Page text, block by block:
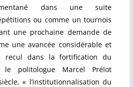
dans une suite
ou comme un tournois
une prochaine demande de
une avancée considérable et
recul dans la fortification du
le politologue Marcel Prélot
« l’institutionnalisation du